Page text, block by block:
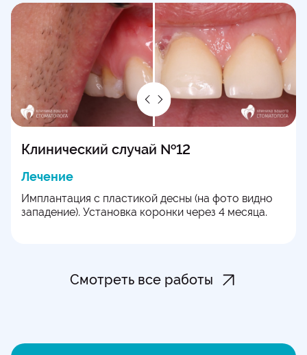
Смотреть все работы
Клинический случай №12
Лечение
Имплантация с пластикой десны (на фото видно
западение). Установка коронки через 4 месяца.